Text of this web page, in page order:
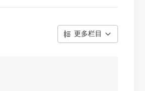
更多栏目